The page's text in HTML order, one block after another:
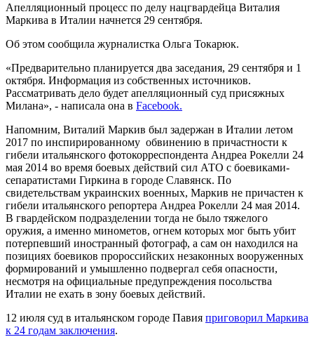
Апелляционный процесс по делу нацгвардейца Виталия
Маркива в Италии начнется 29 сентября.
Об этом сообщила журналистка Ольга Токарюк.
«Предварительно планируется два заседания, 29 сентября и 1
октября. Информация из собственных источников.
Рассматривать дело будет апелляционный суд присяжных
Милана», - написала она в Facebook.
Напомним, Виталий Маркив был задержан в Италии летом
2017 по инспирированному обвинению в причастности к
гибели итальянского фотокорреспондента Андреа Рокелли 24
мая 2014 во время боевых действий сил АТО с боевиками-
сепаратистами Гиркина в городе Славянск. По
свидетельствам украинских военных, Маркив не причастен к
гибели итальянского репортера Андреа Рокелли 24 мая 2014.
В гвардейском подразделении тогда не было тяжелого
оружия, а именно минометов, огнем которых мог быть убит
потерпевший иностранный фотограф, а сам он находился на
позициях боевиков пророссийских незаконных вооруженных
формирований и умышленно подвергал себя опасности,
несмотря на официальные предупреждения посольства
Италии не ехать в зону боевых действий.
12 июля суд в итальянском городе Павия приговорил Маркива
к 24 годам заключения.